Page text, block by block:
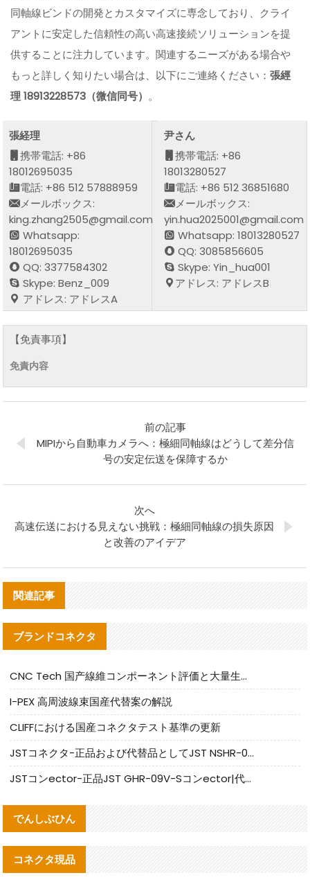
同軸線ビンドの開発とカスタマイズに専念しており、クライ
アントに安定した信頼性の高い高速接続ソリューションを提
供することに注力しています。関連するニーズがある場合や
もっと詳しく知りたい場合は、以下にご連絡ください：張經
理 18913228573（微信同号） 。
張経理
携帯電話: +86
18012695035
電話: +86 512 57888959
メールボックス:
king.zhang2505@gmail.com
Whatsapp:
18012695035
QQ: 3377584302
Skype: Benz_009
アドレス: アドレスA
尹さん
携帯電話: +86
18013280527
電話: +86 512 36851680
メールボックス:
yin.hua2025001@gmail.com
Whatsapp: 18013280527
QQ: 3085856605
Skype: Yin_hua001
アドレス: アドレスB
【免責事項】
免責内容
前の記事
MIPIから自動車カメラへ：極細同軸線はどうして差分信
号の安定伝送を保障するか
次へ
高速伝送における見えない挑戦：極細同軸線の損失原因
と改善のアイデア
関連記事
ブランドコネクタ
CNC Tech 国产線維コンポーネント評価と大量生産適合ガイド
I-PEX 高周波線束国産代替案の解説
CLIFFにおける国産コネクタテスト基準の更新
JSTコネクタ-正品および代替品としてJST NSHR-02V-Sコネクタを提供します
JSTコンector-正品JST GHR-09V-Sコンector|代替品提供
でんしぶひん
コネクタ現品